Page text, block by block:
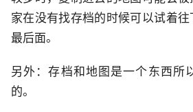
家在没有找存档的时候可以试着
最后面。
另外：存档和地图是一个东西所
的。